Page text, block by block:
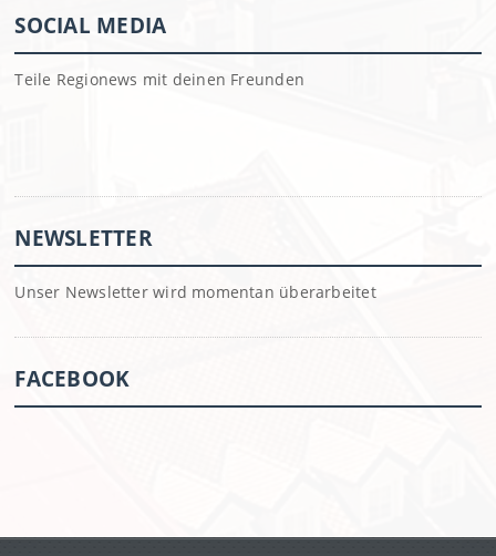
SOCIAL MEDIA
Teile Regionews mit deinen Freunden
NEWSLETTER
Unser Newsletter wird momentan überarbeitet
FACEBOOK